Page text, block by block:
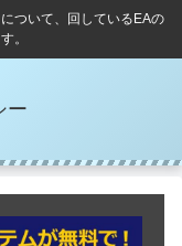
ついて、回しているEAの
。
ー